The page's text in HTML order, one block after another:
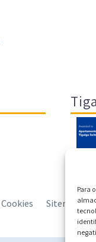
Para
Cookies Sitemap